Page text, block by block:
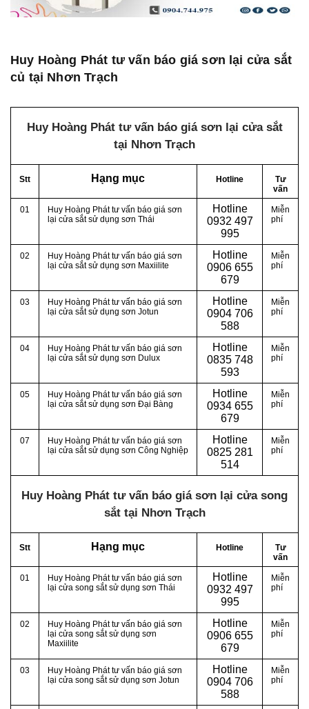
Huy Hoàng Phát tư vấn báo giá sơn lại cửa sắt
củ tại Nhơn Trạch
Huy Hoàng Phát tư vấn báo giá sơn lại cửa sắt
tại Nhơn Trạch
Stt Hạng mục Hotline
Tư
vấn
01
Huy Hoàng Phát tư vấn báo giá sơn
lại cửa sắt sử dụng sơn Thái
Hotline
0932 497
995
Miễn
phí
02
Huy Hoàng Phát tư vấn báo giá sơn
lại cửa sắt sử dụng sơn Maxiilite
Hotline
0906 655
679
Miễn
phí
03
Huy Hoàng Phát tư vấn báo giá sơn
lại cửa sắt sử dụng sơn Jotun
Hotline
0904 706
588
Miễn
phí
04
Huy Hoàng Phát tư vấn báo giá sơn
lại cửa sắt sử dụng sơn Dulux
Hotline
0835 748
593
Miễn
phí
05
Huy Hoàng Phát tư vấn báo giá sơn
lại cửa sắt sử dụng sơn Đại Bàng
Hotline
0934 655
679
Miễn
phí
07
Huy Hoàng Phát tư vấn báo giá sơn
lại cửa sắt sử dụng sơn Công Nghiệp
Hotline
0825 281
514
Miễn
phí
Huy Hoàng Phát tư vấn báo giá sơn lại cửa song
sắt tại Nhơn Trạch
Stt Hạng mục Hotline
Tư
vấn
01
Huy Hoàng Phát tư vấn báo giá sơn
lại cửa song sắt sử dụng sơn Thái
Hotline
0932 497
995
Miễn
phí
02
Huy Hoàng Phát tư vấn báo giá sơn
lại cửa song sắt sử dụng sơn
Maxiilite
Hotline
0906 655
679
Miễn
phí
03
Huy Hoàng Phát tư vấn báo giá sơn
lại cửa song sắt sử dụng sơn Jotun
Hotline
0904 706
588
Miễn
phí